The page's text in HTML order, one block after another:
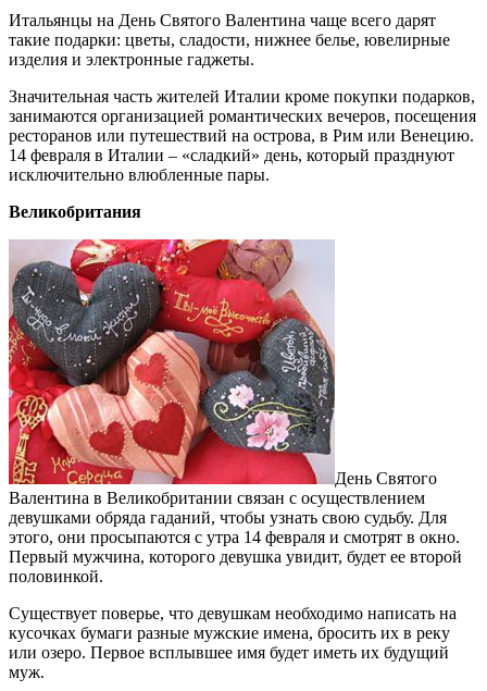
Итальянцы на День Святого Валентина чаще всего дарят
такие подарки: цветы, сладости, нижнее белье, ювелирные
изделия и электронные гаджеты.
Значительная часть жителей Италии кроме покупки подарков,
занимаются организацией романтических вечеров, посещения
ресторанов или путешествий на острова, в Рим или Венецию.
14 февраля в Италии – «сладкий» день, который празднуют
исключительно влюбленные пары.
Великобритания
День Святого
Валентина в Великобритании связан с осуществлением
девушками обряда гаданий, чтобы узнать свою судьбу. Для
этого, они просыпаются с утра 14 февраля и смотрят в окно.
Первый мужчина, которого девушка увидит, будет ее второй
половинкой.
Существует поверье, что девушкам необходимо написать на
кусочках бумаги разные мужские имена, бросить их в реку
или озеро. Первое всплывшее имя будет иметь их будущий
муж.